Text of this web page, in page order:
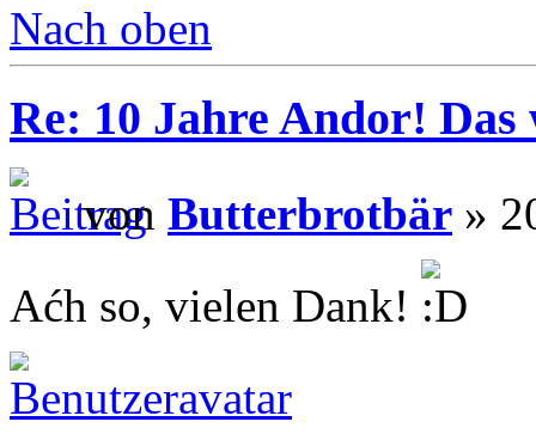
Nach oben
Re: 10 Jahre Andor!
von Butterbrotbär »
Aćh so, vielen Dank!